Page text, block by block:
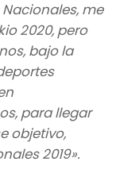
me
2020, pero
bajo la
para llegar
objetivo,
2019».